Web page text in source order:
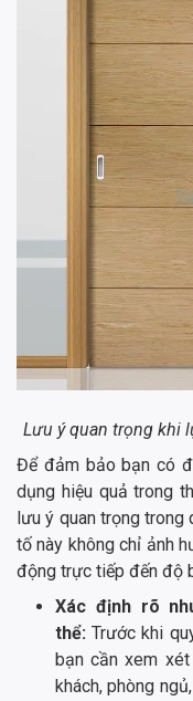
Lưu ý quan trọng khi
Để đảm bảo bạn có
dụng hiệu quả trong
lưu ý quan trọng trong
tố này không chỉ ảnh
động trực tiếp đến độ
Xác định rõ
thể: Trước khi
bạn cần xem
khách, phòng